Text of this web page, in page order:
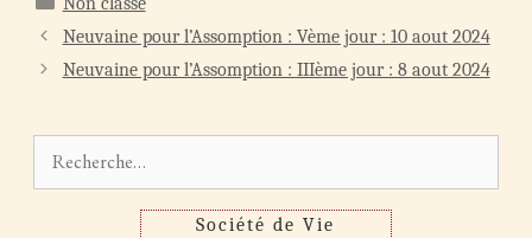
Navigation
des
Neuvaine pour l’Assomption : Vème jour : 10 aout 2024
Neuvaine pour l’Assomption : IIIème jour : 8 aout 2024
Société de Vie